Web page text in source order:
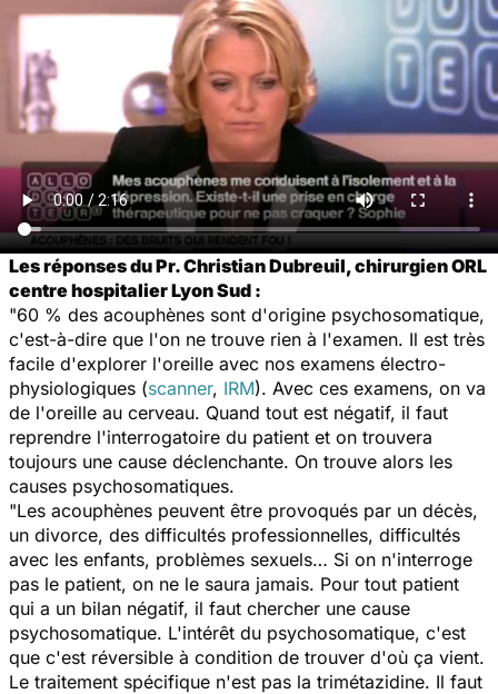
Les réponses du Pr. Christian Dubreuil, chirurgien ORL
centre hospitalier Lyon Sud :
"60 % des acouphènes sont d'origine psychosomatique,
c'est-à-dire que l'on ne trouve rien à l'examen. Il est très
facile d'explorer l'oreille avec nos examens électro-
physiologiques (scanner, IRM). Avec ces examens, on va
de l'oreille au cerveau. Quand tout est négatif, il faut
reprendre l'interrogatoire du patient et on trouvera
toujours une cause déclenchante. On trouve alors les
causes psychosomatiques.
"Les acouphènes peuvent être provoqués par un décès,
un divorce, des difficultés professionnelles, difficultés
avec les enfants, problèmes sexuels… Si on n'interroge
pas le patient, on ne le saura jamais. Pour tout patient
qui a un bilan négatif, il faut chercher une cause
psychosomatique. L'intérêt du psychosomatique, c'est
que c'est réversible à condition de trouver d'où ça vient.
Le traitement spécifique n'est pas la trimétazidine. Il faut